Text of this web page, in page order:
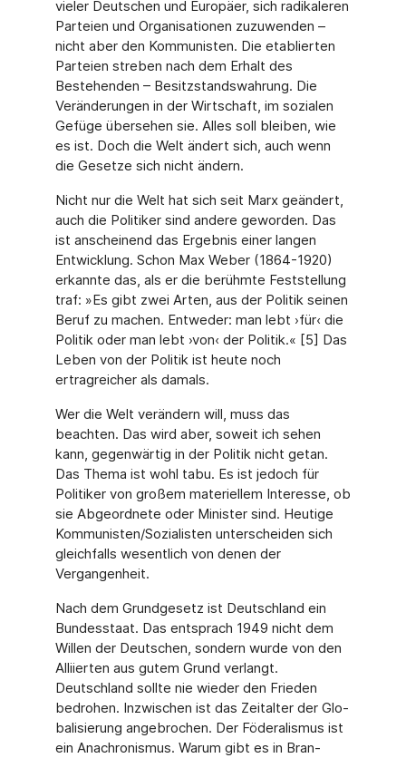
vieler Deutschen und Europäer, sich radika­leren
Parteien und Organisationen zuzuwenden –
nicht aber den Kommunisten. Die eta­blierten
Parteien streben nach dem Erhalt des
Bestehenden – Besitzstandswahrung. Die
Veränderungen in der Wirtschaft, im sozialen
Gefüge übersehen sie. Alles soll bleiben, wie
es ist. Doch die Welt ändert sich, auch wenn
die Gesetze sich nicht ändern.
Nicht nur die Welt hat sich seit Marx geändert,
auch die Politiker sind andere geworden. Das
ist anscheinend das Ergebnis einer langen
Entwicklung. Schon Max Weber (1864-1920)
erkannte das, als er die berühmte Feststellung
traf: »Es gibt zwei Arten, aus der Politik seinen
Beruf zu machen. Entweder: man lebt ›für‹ die
Politik oder man lebt ›von‹ der Politik.« [5] Das
Leben von der Politik ist heute noch
ertragreicher als damals.
Wer die Welt verändern will, muss das
beachten. Das wird aber, soweit ich sehen
kann, gegenwärtig in der Politik nicht getan.
Das Thema ist wohl tabu. Es ist jedoch für
Politiker von großem ma­teriellem Interes­se, ob
sie Abgeordnete oder Minister sind. Heutige
Kommunisten/Sozia­listen unterschei­den sich
gleichfalls wesentlich von denen der
Vergangenheit.
Nach dem Grundgesetz ist Deutschland ein
Bundesstaat. Das entsprach 1949 nicht dem
Willen der Deutschen, sondern wurde von den
Alliierten aus gutem Grund verlangt.
Deutschland sollte nie wieder den Frieden
bedrohen. Inzwischen ist das Zeitalter der Glo­
balisierung angebrochen. Der Föderalismus ist
ein Anachronismus. Warum gibt es in Bran­